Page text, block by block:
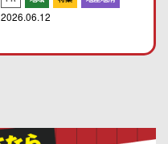
2026.06.12